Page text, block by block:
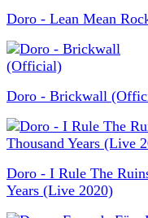
Doro - Lean Mean
Doro - Brickwall
Doro - I Rule The
Years (Live 2020)